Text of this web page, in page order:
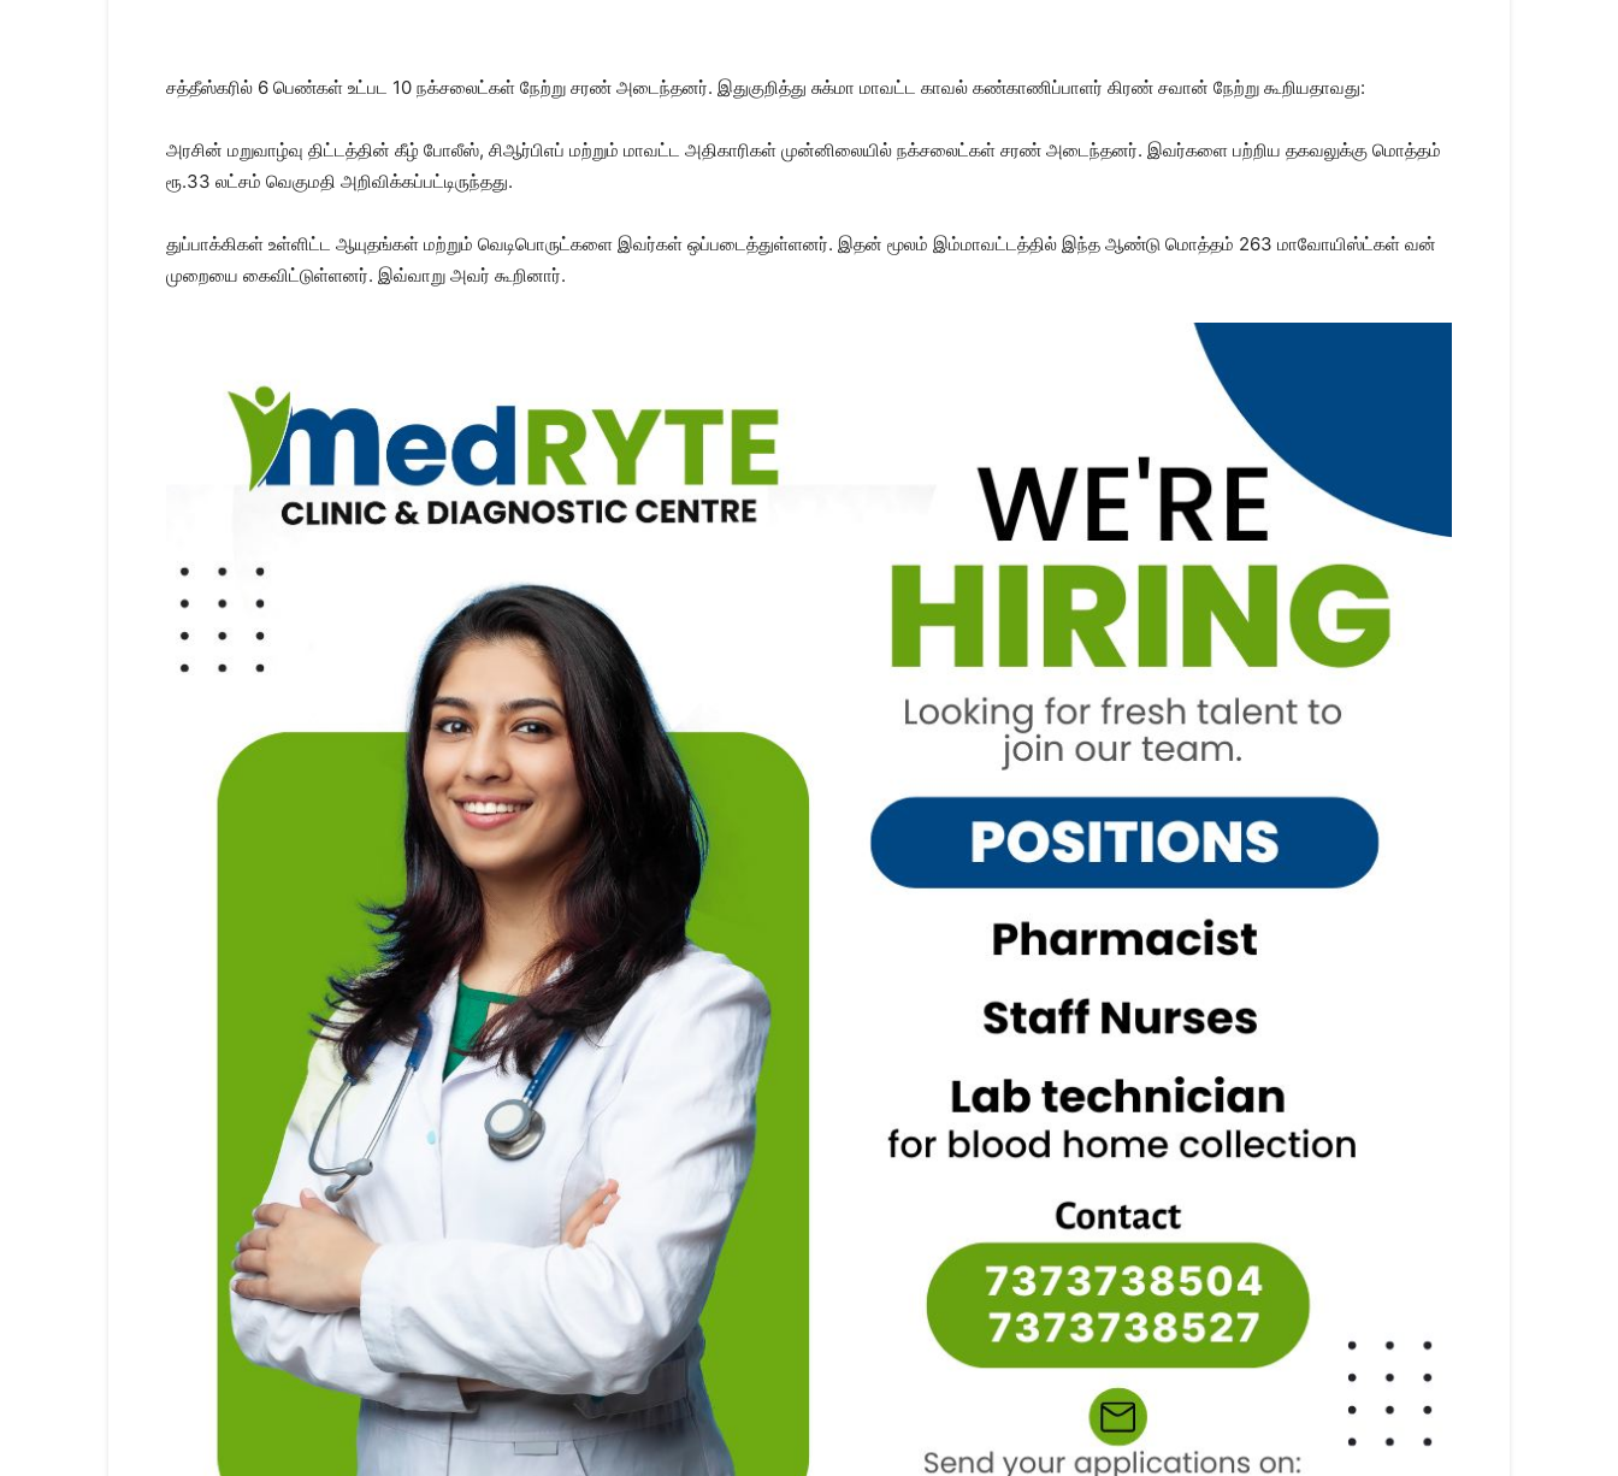
Kumari
|
Kanyakumari
சத்​தீஸ்​கரில் 6 பெண்​கள் உட்பட 10 நக்​சலைட்​கள் நேற்று சரண் அடைந்​தனர். இதுகுறித்து சுக்மா மாவட்ட காவல் கண்​காணிப்​பாளர் கிரண் சவான் நேற்று கூறிய​தாவது:
அரசின் மறு​வாழ்வு திட்​டத்​தின் கீழ் போலீஸ், சிஆர்​பிஎப் மற்​றும் மாவட்ட அதி​காரி​கள் முன்​னிலை​யில் நக்​சலைட்​கள் சரண் அடைந்​தனர். இவர்​களை பற்​றிய தகவலுக்கு மொத்​தம்
ரூ.33 லட்​சம் வெகுமதி அறிவிக்​கப்​பட்​டிருந்​தது.
துப்​பாக்​கி​கள் உள்​ளிட்ட ஆயுதங்​கள் மற்​றும் வெடிபொருட்​களை இவர்​கள் ஒப்​படைத்​துள்​ளனர். இதன் மூலம் இம்​மாவட்​டத்​தில் இந்த ஆண்டு மொத்​தம் 263 மாவோ​யிஸ்ட்​கள் வன்​
முறையை கைவிட்​டுள்​ளனர். இவ்​வாறு அவர் கூறி​னார்.